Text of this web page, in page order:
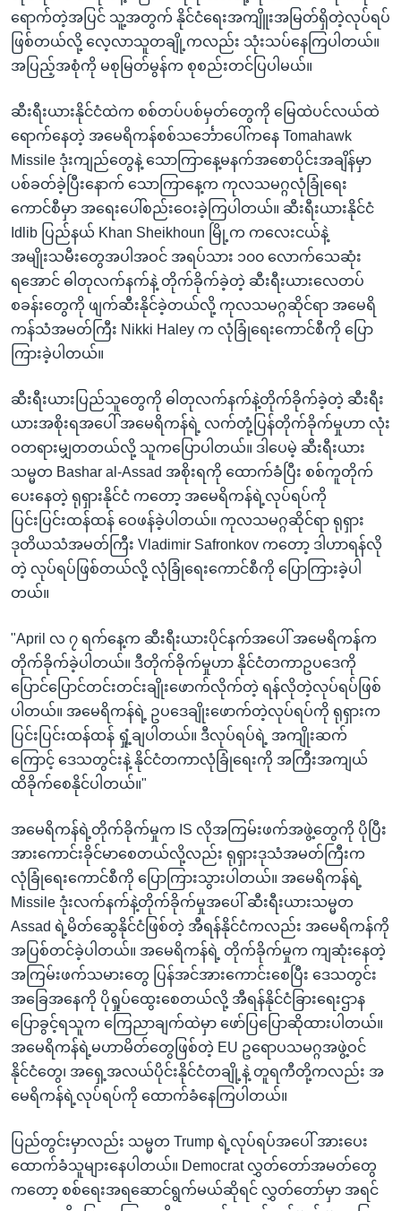
ရောက်တဲ့အပြင် သူ့အတွက် နိုင်ငံရေးအကျိူးအမြတ်ရှိတဲ့လုပ်ရပ်
ဖြစ်တယ်လို့ လေ့လာသူတချို့ကလည်း သုံးသပ်နေကြပါတယ်။
အပြည့်အစုံကို မစုမြတ်မွန်က စုစည်းတင်ပြပါမယ်။
ဆီးရီးယားနိုင်ငံထဲက စစ်တပ်ပစ်မှတ်တွေကို မြေထဲပင်လယ်ထဲ
ရောက်နေတဲ့ အမေရိကန်စစ်သင်္ဘောပေါ်ကနေ Tomahawk
Missile ဒုံးကျည်တွေနဲ့ သောကြာနေ့မနက်အစောပိုင်းအချိန်မှာ
ပစ်ခတ်ခဲ့ပြီးနောက် သောကြာနေ့က ကုလသမဂ္ဂလုံခြုံရေး
ကောင်စီမှာ အရေးပေါ်စည်းဝေးခဲ့ကြပါတယ်။ ဆီးရီးယားနိုင်ငံ
Idlib ပြည်နယ် Khan Sheikhoun မြို့က ကလေးငယ်နဲ့
အမျိုးသမီးတွေအပါအဝင် အရပ်သား ၁၀၀ လောက်သေဆုံး
ရအောင် ဓါတုလက်နက်နဲ့ တိုက်ခိုက်ခဲ့တဲ့ ဆီးရီးယားလေတပ်
စခန်းတွေကို ဖျက်ဆီးနိုင်ခဲ့တယ်လို့ ကုလသမဂ္ဂဆိုင်ရာ အမေရိ
ကန်သံအမတ်ကြီး Nikki Haley က လုံခြုံရေးကောင်စီကို ပြော
ကြားခဲ့ပါတယ်။
ဆီးရီးယားပြည်သူတွေကို ဓါတုလက်နက်နဲ့တိုက်ခိုက်ခဲ့တဲ့ ဆီးရီး
ယားအစိုးရအပေါ် အမေရိကန်ရဲ့ လက်တုံ့ပြန်တိုက်ခိုက်မှုဟာ လုံး
ဝတရားမျှတတယ်လို့ သူကပြောပါတယ်။ ဒါပေမဲ့ ဆီးရီးယား
သမ္မတ Bashar al-Assad အစိုးရကို ထောက်ခံပြီး စစ်ကူတိုက်
ပေးနေတဲ့ ရုရှားနိုင်ငံ ကတော့ အမေရိကန်ရဲ့လုပ်ရပ်ကို
ပြင်းပြင်းထန်ထန် ဝေဖန်ခဲ့ပါတယ်။ ကုလသမဂ္ဂဆိုင်ရာ ရုရှား
ဒုတိယသံအမတ်ကြီး Vladimir Safronkov ကတော့ ဒါဟာရန်လို
တဲ့ လုပ်ရပ်ဖြစ်တယ်လို့ လုံခြုံရေးကောင်စီကို ပြောကြားခဲ့ပါ
တယ်။
"April လ ၇ ရက်နေ့က ဆီးရီးယားပိုင်နက်အပေါ် အမေရိကန်က
တိုက်ခိုက်ခဲ့ပါတယ်။ ဒီတိုက်ခိုက်မှုဟာ နိုင်ငံတကာဥပဒေကို
ပြောင်ပြောင်တင်းတင်းချိုးဖောက်လိုက်တဲ့ ရန်လိုတဲ့လုပ်ရပ်ဖြစ်
ပါတယ်။ အမေရိကန်ရဲ့ ဥပဒေချိုးဖောက်တဲ့လုပ်ရပ်ကို ရုရှားက
ပြင်းပြင်းထန်ထန် ရှုံ့ချပါတယ်။ ဒီလုပ်ရပ်ရဲ့ အကျိုးဆက်
ကြောင့် ဒေသတွင်းနဲ့ နိုင်ငံတကာလုံခြုံရေးကို အကြီးအကျယ်
ထိခိုက်စေနိုင်ပါတယ်။"
အမေရိကန်ရဲ့တိုက်ခိုက်မှုက IS လိုအကြမ်းဖက်အဖွဲ့တွေကို ပိုပြီး
အားကောင်းခိုင်မာစေတယ်လို့လည်း ရုရှားဒုသံအမတ်ကြီးက
လုံခြုံရေးကောင်စီကို ပြောကြားသွားပါတယ်။ အမေရိကန်ရဲ့
Missile ဒုံးလက်နက်နဲ့တိုက်ခိုက်မှုအပေါ် ဆီးရီးယားသမ္မတ
Assad ရဲ့မိတ်ဆွေနိုင်ငံဖြစ်တဲ့ အီရန်နိုင်ငံကလည်း အမေရိကန်ကို
အပြစ်တင်ခဲ့ပါတယ်။ အမေရိကန်ရဲ့ တိုက်ခိုက်မှုက ကျဆုံးနေတဲ့
အကြမ်းဖက်သမားတွေ ပြန်အင်အားကောင်းစေပြီး ဒေသတွင်း
အခြေအနေကို ပိုရှုပ်ထွေးစေတယ်လို့ အီရန်နိုင်ငံခြားရေးဌာန
ပြောခွင့်ရသူက ကြေညာချက်ထဲမှာ ဖော်ပြပြောဆိုထားပါတယ်။
အမေရိကန်ရဲ့မဟာမိတ်တွေဖြစ်တဲ့ EU ဥရောပသမဂ္ဂအဖွဲ့ဝင်
နိုင်ငံတွေ၊ အရှေ့အလယ်ပိုင်းနိုင်ငံတချို့နဲ့ တူရကီတို့ကလည်း အ
မေရိကန်ရဲ့လုပ်ရပ်ကို ထောက်ခံနေကြပါတယ်။
ပြည်တွင်းမှာလည်း သမ္မတ Trump ရဲ့လုပ်ရပ်အပေါ် အားပေး
ထောက်ခံသူများနေပါတယ်။ Democrat လွှတ်တော်အမတ်တွေ
ကတော့ စစ်ရေးအရဆောင်ရွက်မယ်ဆိုရင် လွှတ်တော်မှာ အရင်